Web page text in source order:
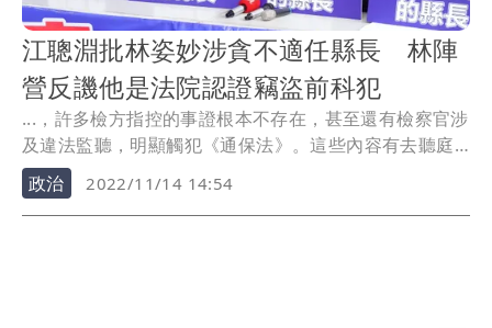
江聰淵批林姿妙涉貪不適任縣長 林陣
營反譏他是法院認證竊盜前科犯
...，許多檢方指控的事證根本不存在，甚至還有檢察官涉
及違法監聽，明顯觸犯《通保法》。這些內容有去聽庭
就可...
政治 2022/11/14 14:54